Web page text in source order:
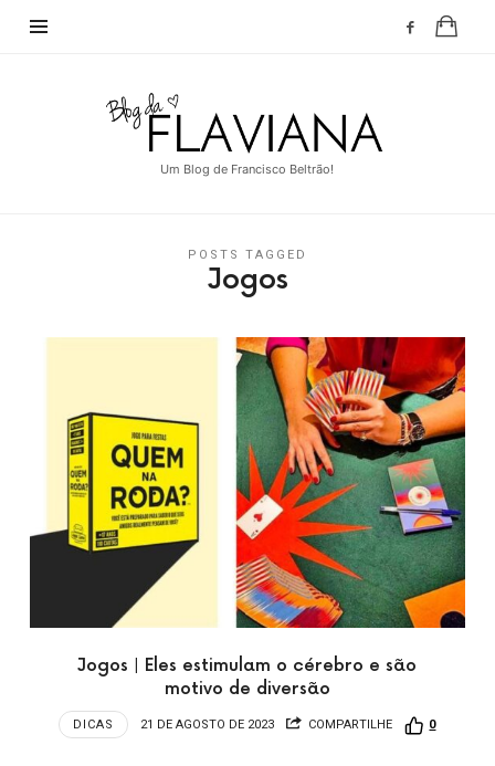
Blog
da
FlavianaUm Blog de Francisco Beltrão!
POSTS TAGGED
Jogos
Jogos | Eles estimulam o cérebro e são
motivo de diversão
DICAS 21 DE AGOSTO DE 2023 COMPARTILHE 0